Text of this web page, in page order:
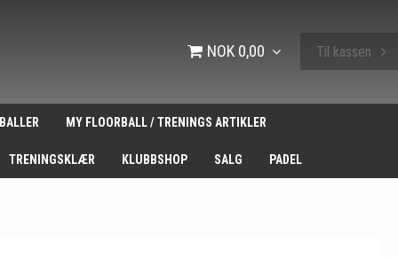
NOK 0,00 Til kassen
MY FLOORBALL / TRENINGS ARTIKLER
TRENINGSKLÆR KLUBBSHOP SALG PADEL